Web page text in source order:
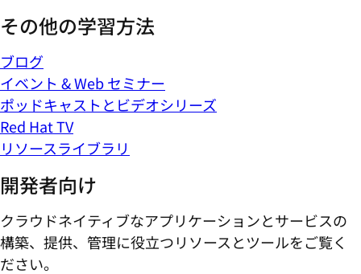
その他の学習方法
ブログ
イベント & Web セミナー
ポッドキャストとビデオシリーズ
Red Hat TV
リソースライブラリ
開発者向け
クラウドネイティブなアプリケーションとサービスの
構築、提供、管理に役立つリソースとツールをご覧く
ださい。